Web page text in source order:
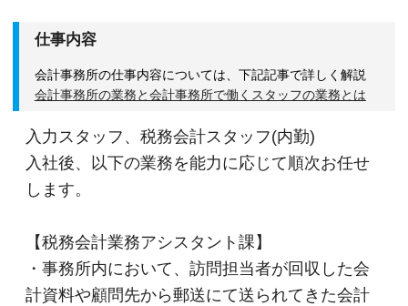
仕事内容
会計事務所の仕事内容については、下記記事で詳しく解説
会計事務所の業務と会計事務所で働くスタッフの業務とは
入力スタッフ、税務会計スタッフ(内勤)
入社後、以下の業務を能力に応じて順次お任せ
します。
【税務会計業務アシスタント課】
・事務所内において、訪問担当者が回収した会
計資料や顧問先から郵送にて送られてきた会計